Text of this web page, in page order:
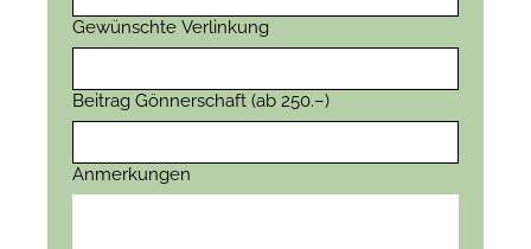
Gewünschte Verlinkung
Beitrag Gönnerschaft (ab 250.–)
Anmerkungen